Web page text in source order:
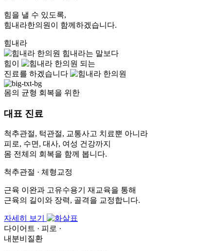
힘을 낼 수 있도록,
힘내라한의원이 함께하겠습니다.
힘내라
힘내라는 말보다
힘이
되는
진료를 하겠습니다
몸의 균형 회복을 위한
대표 진료
척추관절, 턱관절, 교통사고 치료뿐 아니라
피로, 수면, 대사, 여성 건강까지
몸 전체의 회복을 함께 봅니다.
척추관절 · 체형교정
근육 이완과 고유수용기 재교육을 통해
근육의 길이와 장력, 골격을 교정합니다.
자세히 보기
다이어트 · 피로 ·
내분비질환